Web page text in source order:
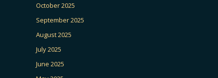
October 2025
September 2025
August 2025
July 2025
June 2025